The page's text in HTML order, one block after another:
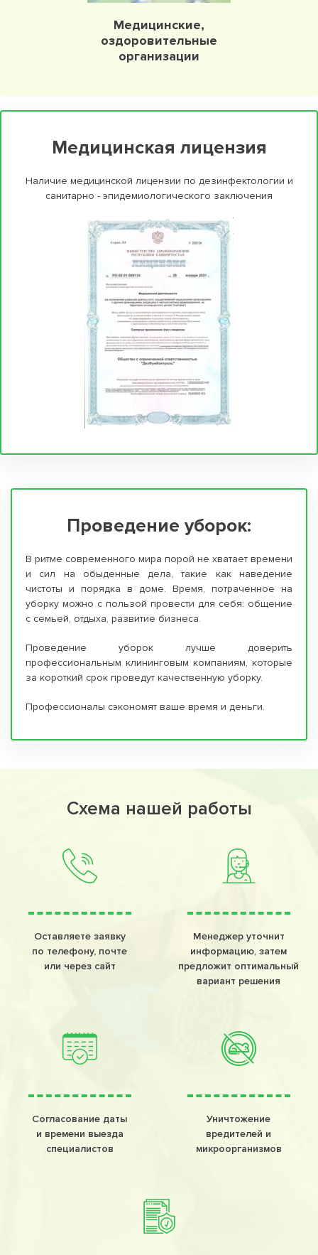
Медицинские,
оздоровительные
организации
Медицинская лицензия
Наличие медицинской лицензии по дезинфектологии и
санитарно - эпидемиологического заключения
Проведение уборок:
В ритме современного мира порой не хватает времени
и сил на обыденные дела, такие как наведение
чистоты и порядка в доме. Время, потраченное на
уборку можно с пользой провести для себя: общение
с семьей, отдыха, развитие бизнеса.
Проведение уборок лучше доверить
профессиональным клининговым компаниям, которые
за короткий срок проведут качественную уборку.
Профессионалы сэкономят ваше время и деньги.
Схема нашей работы
Оставляете заявку
по телефону, почте
или через сайт
Менеджер уточнит
информацию, затем
предложит оптимальный
вариант решения
Согласование даты
и времени выезда
специалистов
Уничтожение
вредителей и
микроорганизмов